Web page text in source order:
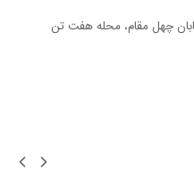
چهل مقام، محله هفت تن